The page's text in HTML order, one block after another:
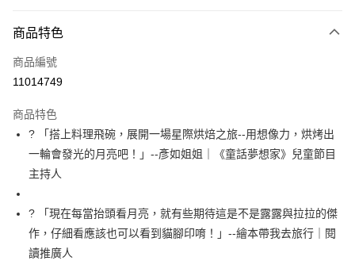
信用卡一次付款
運送方式
付款後全家取貨
每筆NT$60，滿NT$499(含以上)免運費
付款後7-11取貨
每筆NT$60，滿NT$499(含以上)免運費
宅配
每筆NT$100，滿NT$499(含以上)免運費
商品特色
商品編號
11014749
商品特色
? 「搭上料理飛碗，展開一場星際烘焙之旅--用想像力，烘烤出
一輪會發光的月亮吧！」--彥如姐姐｜《童話夢想家》兒童節目
主持人
? 「現在每當抬頭看月亮，就有些期待這是不是露露與拉拉的傑
作，仔細看應該也可以看到貓腳印唷！」--繪本帶我去旅行｜閱
讀推廣人